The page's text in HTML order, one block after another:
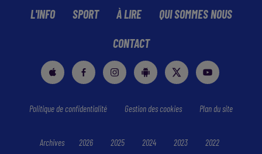
L'INFO SPORT À LIRE QUI SOMMES NOUS
CONTACT
Politique de confidentialité Gestion des cookies Plan du site
Archives 2026 2025 2024 2023 2022